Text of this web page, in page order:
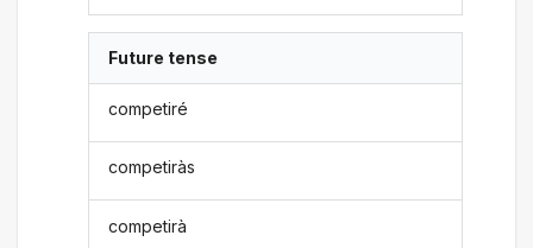
Future tense
competiré
competiràs
competirà